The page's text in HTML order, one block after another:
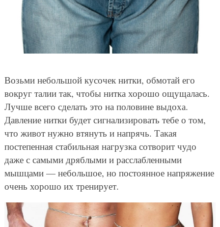
Возьми небольшой кусочек нитки, обмотай его
вокруг талии так, чтобы нитка хорошо ощущалась.
Лучше всего сделать это на половине выдоха.
Давление нитки будет сигнализировать тебе о том,
что живот нужно втянуть и напрячь. Такая
постепенная стабильная нагрузка сотворит чудо
даже с самыми дряблыми и расслабленными
мышцами — небольшое, но постоянное напряжение
очень хорошо их тренирует.